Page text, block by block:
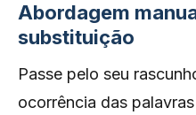
Abordagem
substituição
Passe pelo seu
ocorrência das